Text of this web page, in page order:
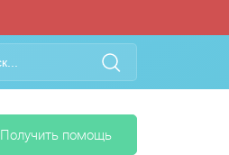
Получить помощь